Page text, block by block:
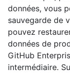
données, vous
sauvegarde de
pouvez
données de
GitHub
intermédiaire.